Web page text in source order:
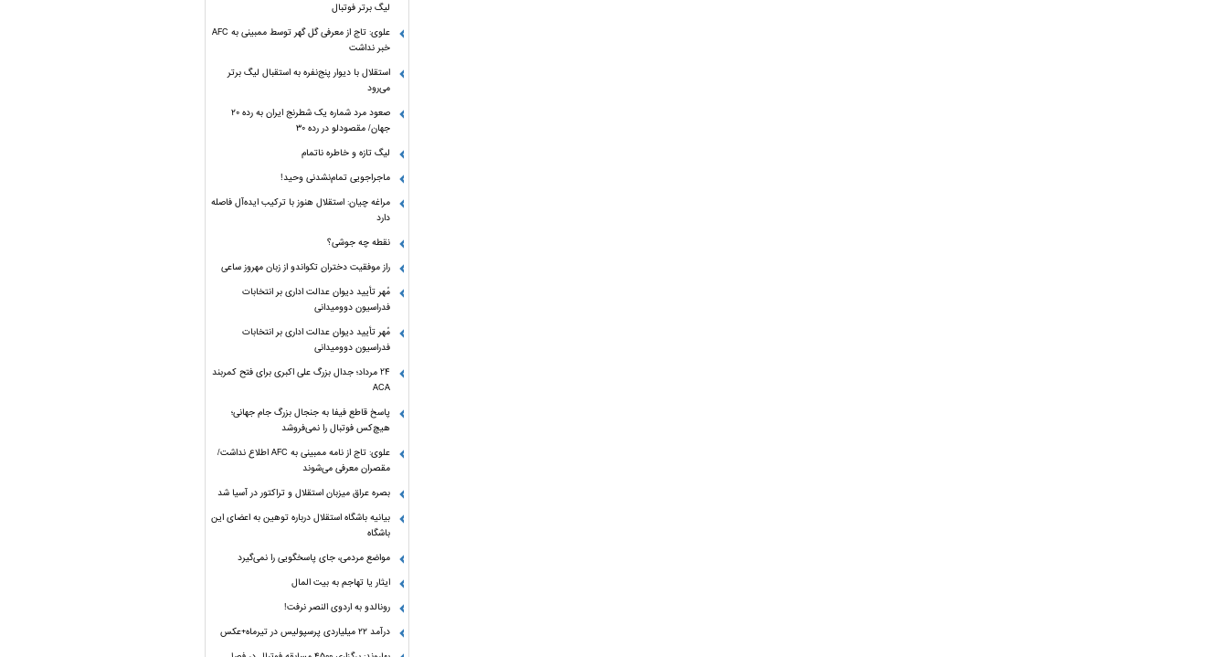
لیگ برتر فوتبال
علوی: تاج از معرفی گل گهر توسط ممبینی به AFC
خبر نداشت
استقلال با دیوار پنج‌نفره به استقبال لیگ برتر
می‌رود
صعود مرد شماره یک شطرنج ایران به رده ۲۰
جهان/ مقصودلو در رده ۳۰
لیگ تازه و خاطره ناتمام
ماجراجویی تمام‌نشدنی وحید!
مراغه چیان: استقلال هنوز با ترکیب ایده‌آل فاصله
دارد
نقطه چه جوشی؟
راز موفقیت دختران تکواندو از زبان مهروز ساعی
مُهر تأیید دیوان عدالت اداری بر انتخابات
فدراسیون دوومیدانی
مُهر تأیید دیوان عدالت اداری بر انتخابات
فدراسیون دوومیدانی
24 مرداد؛ جدال بزرگ علی‌ اکبری برای فتح کمربند
ACA
پاسخ قاطع فیفا به جنجال بزرگ جام جهانی؛
هیچ‌کس فوتبال را نمی‌فروشد
علوی: تاج از نامه ممبینی به AFC اطلاع نداشت/
مقصران معرفی می‌شوند
بصره عراق میزبان استقلال و تراکتور در آسیا شد
بیانیه باشگاه استقلال درباره توهین به اعضای این
باشگاه
مواضع مردمی، جای پاسخگویی را نمی‌گیرد
ایثار یا تهاجم به بیت المال
رونالدو به اردوی النصر نرفت!
درآمد ۲۲ میلیاردی پرسپولیس در تیرماه+عکس